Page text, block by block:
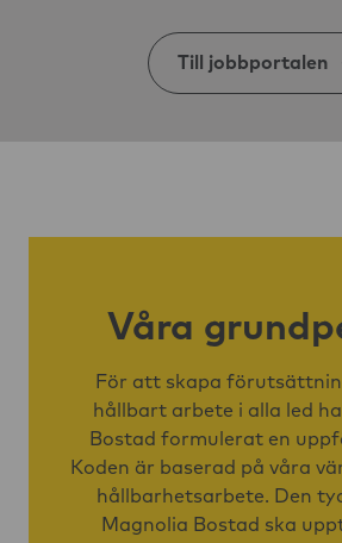
Till jobbportalen
Våra
För att skapa
hållbart arbete i alla led
Bostad formulerat en
Koden är baserad på våra
hållbarhetsarbete. Den
Magnolia Bostad ska